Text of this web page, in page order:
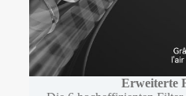
Erweiterte